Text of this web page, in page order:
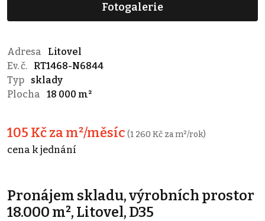
Fotogalerie
Adresa
Litovel
Ev. č.
RT1468-N6844
Typ
sklady
Plocha
18 000 m²
105 Kč za m²/měsíc (1 260 Kč za m²/rok)
cena k jednání
Pronájem skladu, výrobních prostor
18.000 m², Litovel, D35